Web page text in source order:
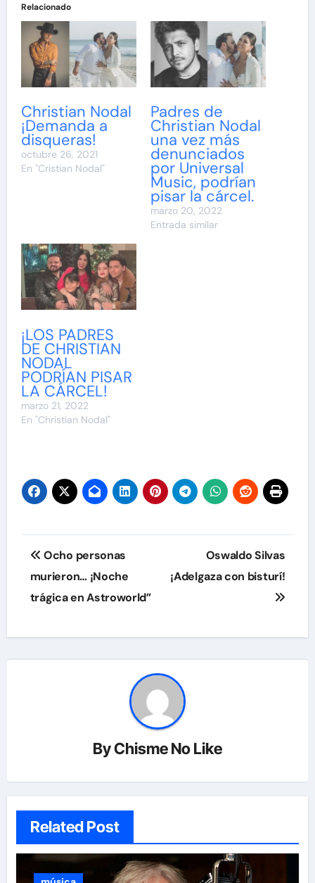
Relacionado
Christian Nodal
¡Demanda a
disqueras!
octubre 26, 2021
En "Cristian Nodal"
Padres de
Christian Nodal
una vez más
denunciados
por Universal
Music, podrían
pisar la cárcel.
marzo 20, 2022
Entrada similar
¡LOS PADRES
DE CHRISTIAN
NODAL
PODRÍAN PISAR
LA CÁRCEL!
marzo 21, 2022
En "Christian Nodal"
Navegación
de
entradas
Ocho personas
murieron… ¡Noche
trágica en Astroworld”
Oswaldo Silvas
¡Adelgaza con bisturí!
ByChisme No Like
Related Post